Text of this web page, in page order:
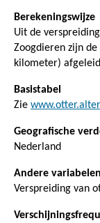
Berekeningswijze
Uit de
Zoogdieren zijn
kilometer)
Basistabel
Zie
Geografische
Nederland
Andere variabelen
Verspreiding van